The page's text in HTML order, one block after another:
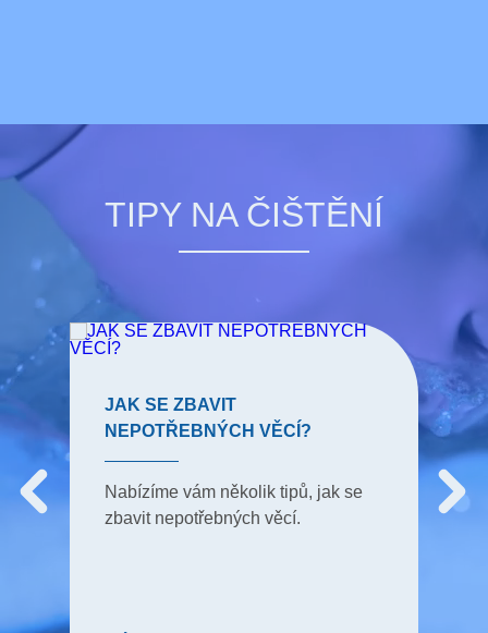
TIPY NA ČIŠTĚNÍ
JAK SE ZBAVIT
NEPOTŘEBNÝCH VĚCÍ?
Nabízíme vám několik tipů, jak se
zbavit nepotřebných věcí.